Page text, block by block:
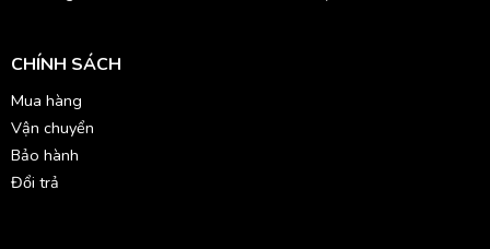
CHÍNH SÁCH
Mua hàng
Vận chuyển
Bảo hành
Đổi trả